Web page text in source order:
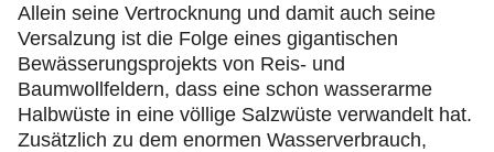
Allein seine Vertrocknung und damit auch seine
Versalzung ist die Folge eines gigantischen
Bewässerungsprojekts von Reis- und
Baumwollfeldern, dass eine schon wasserarme
Halbwüste in eine völlige Salzwüste verwandelt hat.
Zusätzlich zu dem enormen Wasserverbrauch,